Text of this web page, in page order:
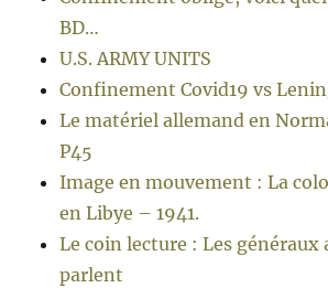
BD…
U.S. ARMY UNITS
Confinement Covid19 vs
Le matériel allemand en
P45
Image en mouvement : La
en Libye – 1941.
Le coin lecture : Les généraux
parlent